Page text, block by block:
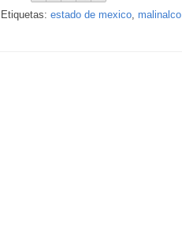
Etiquetas: estado de mexico, malinalco